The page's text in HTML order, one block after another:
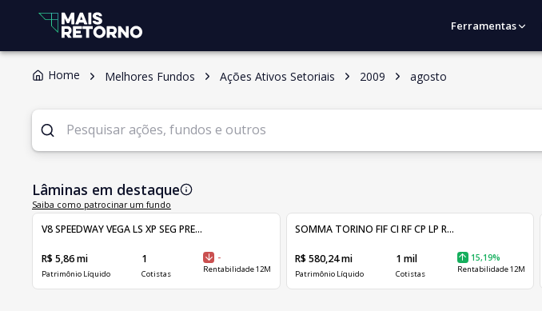
Ferramentas
Home Melhores Fundos Ações Ativos Setoriais 2009 agosto
Lâminas em destaque
Saiba como patrocinar um fundo
V8 SPEEDWAY VEGA LS XP SEG PRE...
R$ 5,86 mi
Patrimônio Líquido
1
Cotistas
-
Rentabilidade 12M
SOMMA TORINO FIF CI RF CP LP R...
R$ 580,24 mi
Patrimônio Líquido
1 mil
Cotistas
15,19%
Rentabilidade 12M